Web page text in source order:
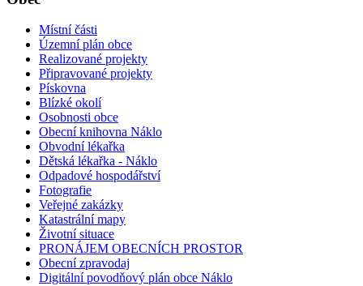
Místní části
Územní plán obce
Realizované projekty
Připravované projekty
Pískovna
Blízké okolí
Osobnosti obce
Obecní knihovna Náklo
Obvodní lékařka
Dětská lékařka - Náklo
Odpadové hospodářství
Fotografie
Veřejné zakázky
Katastrální mapy
Životní situace
PRONÁJEM OBECNÍCH PROSTOR
Obecní zpravodaj
Digitální povodňový plán obce Náklo